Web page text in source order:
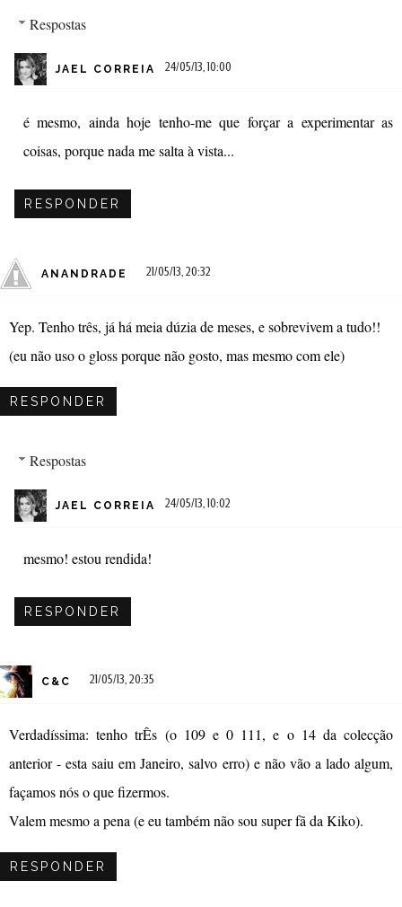
Respostas
JAEL CORREIA 24/05/13, 10:00
é mesmo, ainda hoje tenho-me que forçar a experimentar as
coisas, porque nada me salta à vista...
RESPONDER
ANANDRADE 21/05/13, 20:32
Yep. Tenho três, já há meia dúzia de meses, e sobrevivem a tudo!!
(eu não uso o gloss porque não gosto, mas mesmo com ele)
RESPONDER
Respostas
JAEL CORREIA 24/05/13, 10:02
mesmo! estou rendida!
RESPONDER
C&C 21/05/13, 20:35
Verdadíssima: tenho trÊs (o 109 e 0 111, e o 14 da colecção
anterior - esta saiu em Janeiro, salvo erro) e não vão a lado algum,
façamos nós o que fizermos.
Valem mesmo a pena (e eu também não sou super fã da Kiko).
RESPONDER